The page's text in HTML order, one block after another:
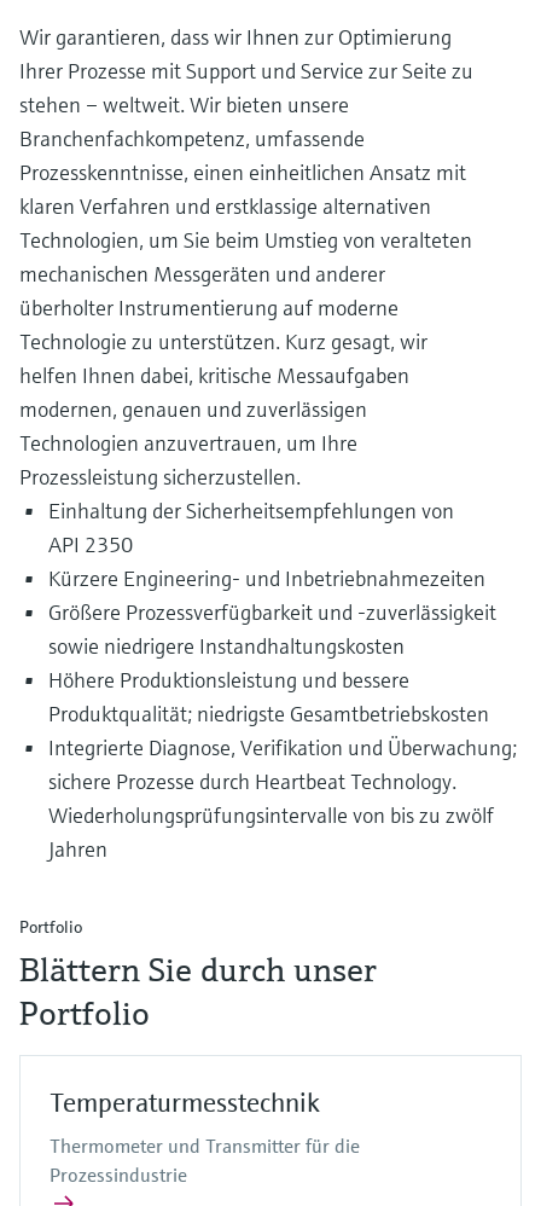
Wir garantieren, dass wir Ihnen zur Optimierung
Ihrer Prozesse mit Support und Service zur Seite zu
stehen – weltweit. Wir bieten unsere
Branchenfachkompetenz, umfassende
Prozesskenntnisse, einen einheitlichen Ansatz mit
klaren Verfahren und erstklassige alternativen
Technologien, um Sie beim Umstieg von veralteten
mechanischen Messgeräten und anderer
überholter Instrumentierung auf moderne
Technologie zu unterstützen. Kurz gesagt, wir
helfen Ihnen dabei, kritische Messaufgaben
modernen, genauen und zuverlässigen
Technologien anzuvertrauen, um Ihre
Prozessleistung sicherzustellen.
Einhaltung der Sicherheitsempfehlungen von
API 2350
Kürzere Engineering- und Inbetriebnahmezeiten
Größere Prozessverfügbarkeit und ‑zuverlässigkeit
sowie niedrigere Instandhaltungskosten
Höhere Produktionsleistung und bessere
Produktqualität; niedrigste Gesamtbetriebskosten
Integrierte Diagnose, Verifikation und Überwachung;
sichere Prozesse durch Heartbeat Technology.
Wiederholungsprüfungsintervalle von bis zu zwölf
Jahren
Portfolio
Blättern Sie durch unser
Portfolio
Temperaturmesstechnik
Thermometer und Transmitter für die
Prozessindustrie